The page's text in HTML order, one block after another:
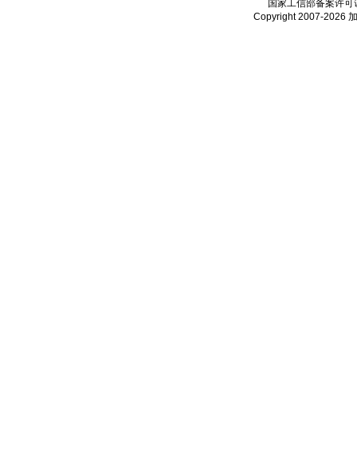
国家工信部备案许可
Copyright 2007-2026